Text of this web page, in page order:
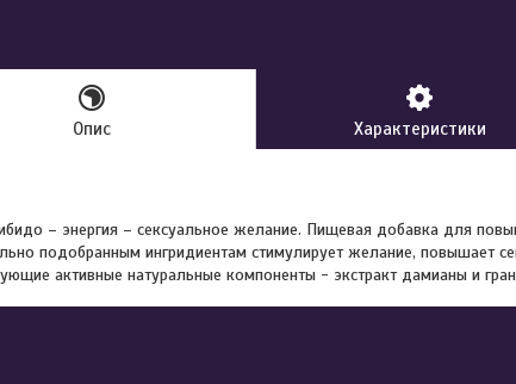
Опис Характеристики
– энергия – сексуальное желание. Пищевая добавка для
подобранным ингридиентам стимулирует желание, повышает
активные натуральные компоненты - экстракт дамианы и